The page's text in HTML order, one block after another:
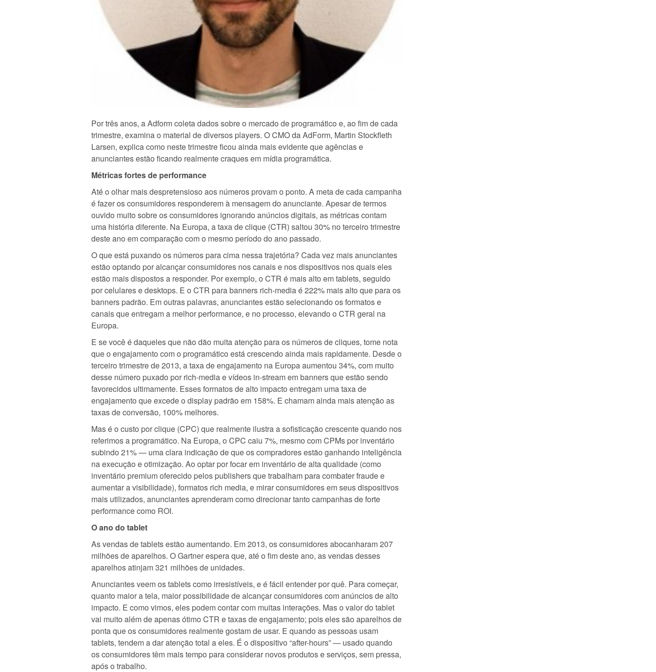
Por três anos, a Adform coleta dados sobre o mercado de programático e, ao fim de cada
trimestre, examina o material de diversos players. O CMO da AdForm, Martin Stockfleth
Larsen, explica como neste trimestre ficou ainda mais evidente que agências e
anunciantes estão ficando realmente craques em mídia programática.
Métricas fortes de performance
Até o olhar mais despretensioso aos números provam o ponto. A meta de cada campanha
é fazer os consumidores responderem à mensagem do anunciante. Apesar de termos
ouvido muito sobre os consumidores ignorando anúncios digitais, as métricas contam
uma história diferente. Na Europa, a taxa de clique (CTR) saltou 30% no terceiro trimestre
deste ano em comparação com o mesmo período do ano passado.
O que está puxando os números para cima nessa trajetória? Cada vez mais anunciantes
estão optando por alcançar consumidores nos canais e nos dispositivos nos quais eles
estão mais dispostos a responder. Por exemplo, o CTR é mais alto em tablets, seguido
por celulares e desktops. E o CTR para banners rich-media é 222% mais alto que para os
banners padrão. Em outras palavras, anunciantes estão selecionando os formatos e
canais que entregam a melhor performance, e no processo, elevando o CTR geral na
Europa.
E se você é daqueles que não dão muita atenção para os números de cliques, tome nota
que o engajamento com o programático está crescendo ainda mais rapidamente. Desde o
terceiro trimestre de 2013, a taxa de engajamento na Europa aumentou 34%, com muito
desse número puxado por rich-media e vídeos in-stream em banners que estão sendo
favorecidos ultimamente. Esses formatos de alto impacto entregam uma taxa de
engajamento que excede o display padrão em 158%. E chamam ainda mais atenção as
taxas de conversão, 100% melhores.
Mas é o custo por clique (CPC) que realmente ilustra a sofisticação crescente quando nos
referimos a programático. Na Europa, o CPC caiu 7%, mesmo com CPMs por inventário
subindo 21% — uma clara indicação de que os compradores estão ganhando inteligência
na execução e otimização. Ao optar por focar em inventário de alta qualidade (como
inventário premium oferecido pelos publishers que trabalham para combater fraude e
aumentar a visibilidade), formatos rich media, e mirar consumidores em seus dispositivos
mais utilizados, anunciantes aprenderam como direcionar tanto campanhas de forte
performance como ROI.
O ano do tablet
As vendas de tablets estão aumentando. Em 2013, os consumidores abocanharam 207
milhões de aparelhos. O Gartner espera que, até o fim deste ano, as vendas desses
aparelhos atinjam 321 milhões de unidades.
Anunciantes veem os tablets como irresistíveis, e é fácil entender por quê. Para começar,
quanto maior a tela, maior possibilidade de alcançar consumidores com anúncios de alto
impacto. E como vimos, eles podem contar com muitas interações. Mas o valor do tablet
vai muito além de apenas ótimo CTR e taxas de engajamento; pois eles são aparelhos de
ponta que os consumidores realmente gostam de usar. E quando as pessoas usam
tablets, tendem a dar atenção total a eles. É o dispositivo “after-hours” — usado quando
os consumidores têm mais tempo para considerar novos produtos e serviços, sem pressa,
após o trabalho.